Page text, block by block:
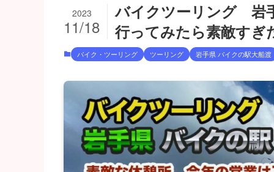
バイクツーリング 岩
行ってみたら素敵すぎ
2023
11/18
バイク・ツーリング ツーリング 岩手県 バイクの駅大船渡